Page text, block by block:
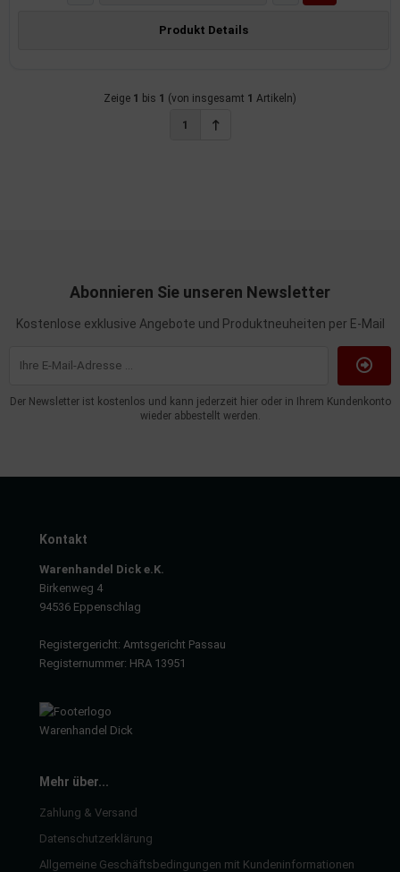
Produkt Details
Zeige 1 bis 1 (von insgesamt 1 Artikeln)
1
Abonnieren Sie unseren Newsletter
Kostenlose exklusive Angebote und Produktneuheiten per E-Mail
Der Newsletter ist kostenlos und kann jederzeit hier oder in Ihrem Kundenkonto
wieder abbestellt werden.
Kontakt
Warenhandel Dick e.K.
Birkenweg 4
94536 Eppenschlag
Registergericht: Amtsgericht Passau
Registernummer: HRA 13951
Mehr über...
Zahlung & Versand
Datenschutzerklärung
Allgemeine Geschäftsbedingungen mit Kundeninformationen